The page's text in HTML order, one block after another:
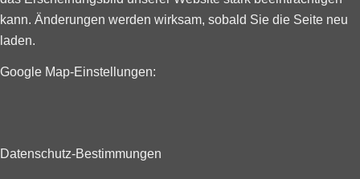
kann. Änderungen werden wirksam, sobald Sie die Seite neu
laden.
Google Map-Einstellungen:
Datenschutz-Bestimmungen